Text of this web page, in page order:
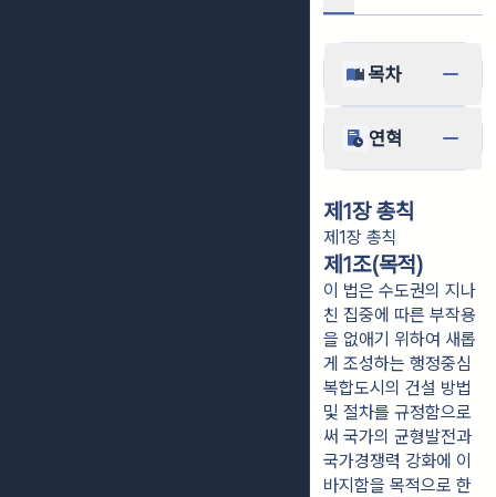
목차
연혁
제1장 총칙
제1장 총칙
제1조(목적)
이 법은 수도권의 지나
친 집중에 따른 부작용
을 없애기 위하여 새롭
게 조성하는 행정중심
복합도시의 건설 방법
및 절차를 규정함으로
써 국가의 균형발전과
국가경쟁력 강화에 이
바지함을 목적으로 한